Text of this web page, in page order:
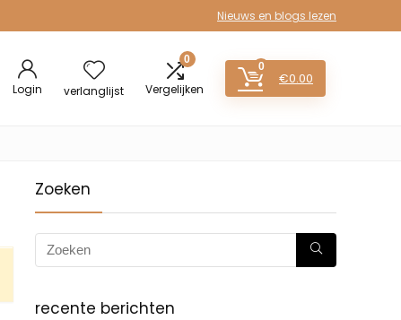
Nieuws en blogs lezen
Login verlanglijst
0
Vergelijken
0
€0.00
Zoeken
recente berichten